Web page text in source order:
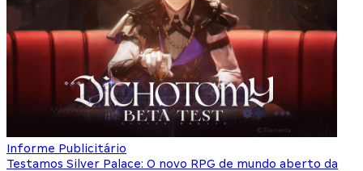
Informe Publicitário
Testamos Silver Palace: O novo RPG de mundo aberto da